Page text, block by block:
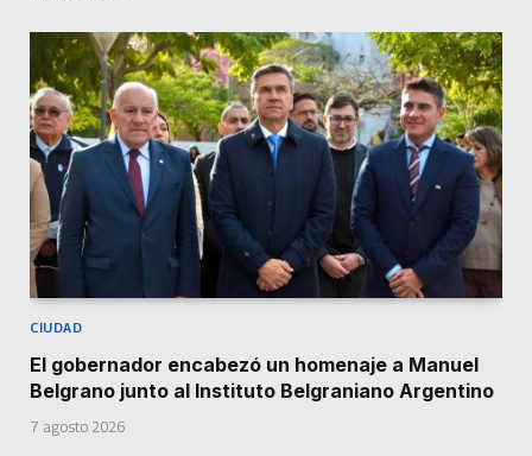
CIUDAD
El gobernador encabezó un homenaje a Manuel
Belgrano junto al Instituto Belgraniano Argentino
7 agosto 2026